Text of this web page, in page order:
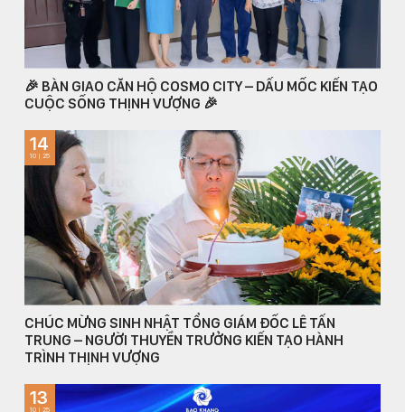
🎉 BÀN GIAO CĂN HỘ COSMO CITY – DẤU MỐC KIẾN TẠO
CUỘC SỐNG THỊNH VƯỢNG 🎉
CHÚC MỪNG SINH NHẬT TỔNG GIÁM ĐỐC LÊ TẤN
TRUNG – NGƯỜI THUYỀN TRƯỞNG KIẾN TẠO HÀNH
TRÌNH THỊNH VƯỢNG
14
10 | 25
13
10 | 25